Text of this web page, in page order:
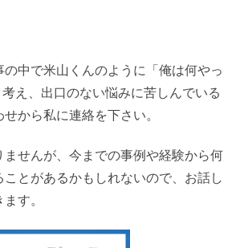
中で米山くんのように「俺は何やっ
え、出口のない悩みに苦しんでいる
から私に連絡を下さい。
せんが、今までの事例や経験から何
とがあるかもしれないので、お話し
す。